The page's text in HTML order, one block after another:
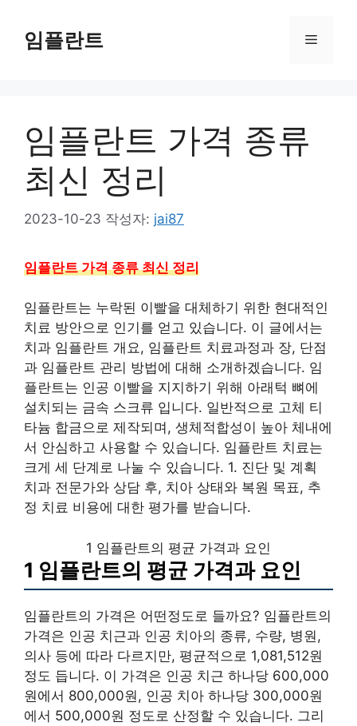
임플란트 메
임플란트 가격 종류
최신 정리
2023-10-23 작성자: jai87
임플란트 가격 종류 최신 정리
임플란트는 누락된 이빨을 대체하기 위한 현대적인
치료 방안으로 인기를 얻고 있습니다. 이 글에서는
치과 임플란트 개요, 임플란트 치료과정과 장, 단점
과 임플란트 관리 방법에 대해 소개하겠습니다. 임
플란트는 인공 이빨을 지지하기 위해 아래턱 뼈에
설치되는 금속 스크류 입니다. 일반적으로 고체 티
타늄 합금으로 제작되며, 생체적합성이 높아 체내에
서 안심하고 사용할 수 있습니다. 임플란트 치료는
크게 세 단계로 나눌 수 있습니다. 1. 진단 및 계획
치과 전문가와 상담 후, 치아 상태와 복원 목표, 추
정 치료 비용에 대한 평가를 받습니다.
1 임플란트의 평균 가격과 요인
1 임플란트의 평균 가격과 요인
임플란트의 가격은 어떤정도로 들까요? 임플란트의
가격은 인공 치근과 인공 치아의 종류, 수량, 병원,
의사 등에 따라 다르지만, 평균적으로 1,081,512원
정도 듭니다. 이 가격은 인공 치근 하나당 600,000
원에서 800,000원, 인공 치아 하나당 300,000원
에서 500,000원 정도로 산정할 수 있습니다. 그리